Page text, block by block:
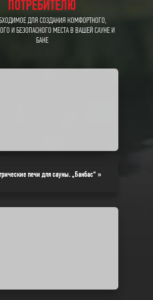
ПОТРЕБИТЕЛЮ
ДЛЯ СОЗДАНИЯ КОМФОРТНОГО,
И БЕЗОПАСНОГО МЕСТА В ВАШЕЙ САУНЕ И
БАНЕ
печи для сауны. „Банбас“ »